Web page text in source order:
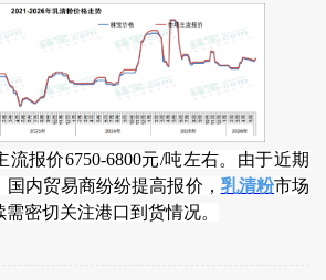
报价6750-6800元/吨左右。由于近期
内贸易商纷纷提高报价， 乳清粉市场
密切关注港口到货情况。